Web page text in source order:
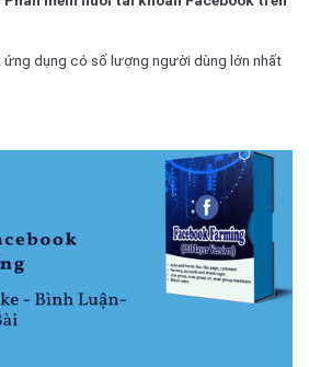
dụng có số lượng người dùng lớn nhất